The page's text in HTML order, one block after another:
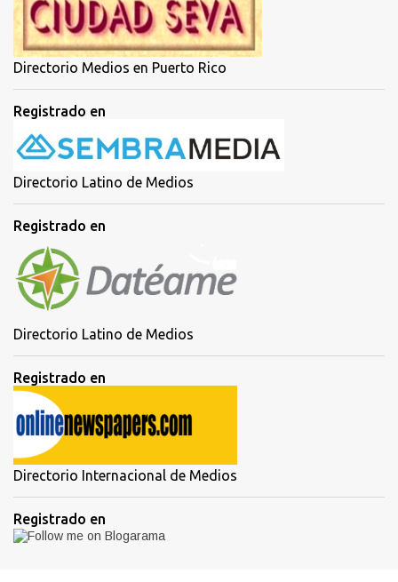
Directorio Medios en Puerto Rico
Registrado en
Directorio Latino de Medios
Registrado en
Directorio Latino de Medios
Registrado en
Directorio Internacional de Medios
Registrado en